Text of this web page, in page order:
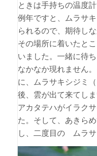
ときは手持ちの温度
例年ですと、ムラサ
られるので、期待し
その場所に着いたと
いました。一緒に待
なかなか現れません
に、ムラサキシジミ
後、雲が出て来てし
アカタテハがイラク
た。そして、あきら
し、二度目の ムラ